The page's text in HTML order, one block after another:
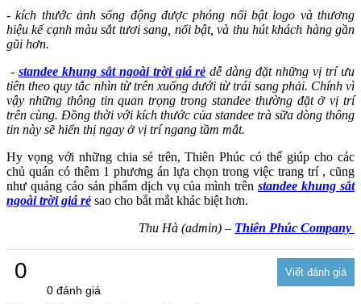
- kích thước ảnh sống động được phóng nổi bật logo và thương
hiệu kế cạnh màu sắt tươi sang, nổi bật, và thu hút khách hàng gần
gũi hơn.
- standee khung sắt ngoài trời giá rẻ dễ dàng đặt những vị trí ưu
tiên theo quy tắc nhìn từ trên xuống dưới từ trái sang phải. Chính vì
vậy những thông tin quan trọng trong standee thường đặt ở vị trí
trên cùng. Đồng thời với kích thước của standee trà sữa dòng thông
tin này sẽ hiển thị ngay ở vị trí ngang tầm mắt.
Hy vọng với những chia sẻ trên, Thiên Phúc có thể giúp cho các
chủ quán có thêm 1 phương án lựa chọn trong việc trang trí , cũng
như quảng cáo sản phẩm dịch vụ của mình trênstandee khung sắt
ngoài trời giá rẻ sao cho bắt mắt khác biệt hơn.
Thu Hà (admin) – Thiên Phúc Company
0
0 đánh giá